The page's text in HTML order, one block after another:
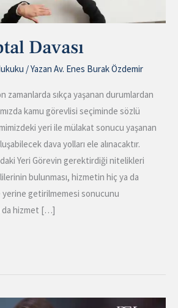
Davası
/ Yazan Av. Enes Burak Özdemir
zamanlarda sıkça yaşanan durumlardan
kamu görevlisi seçiminde sözlü
yeri ile mülakat sonucu yaşanan
dava yolları ele alınacaktır.
Yeri Görevin gerektirdiği nitelikleri
bulunması, hizmetin hiç ya da
getirilmemesi sonucunu
da hizmet […]